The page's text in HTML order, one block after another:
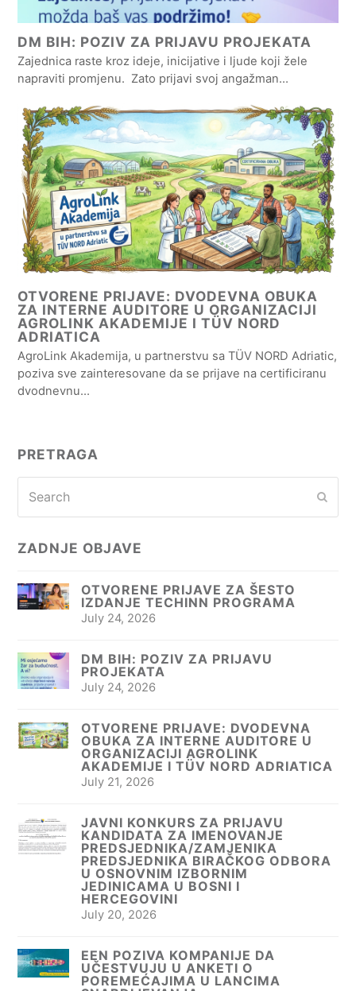
DM BIH: POZIV ZA PRIJAVU PROJEKATA
Zajednica raste kroz ideje, inicijative i ljude koji žele
napraviti promjenu. Zato prijavi svoj angažman…
OTVORENE PRIJAVE: DVODEVNA OBUKA
ZA INTERNE AUDITORE U ORGANIZACIJI
AGROLINK AKADEMIJE I TÜV NORD
ADRIATICA
AgroLink Akademija, u partnerstvu sa TÜV NORD Adriatic,
poziva sve zainteresovane da se prijave na certificiranu
dvodnevnu…
PRETRAGA
ZADNJE OBJAVE
OTVORENE PRIJAVE ZA ŠESTO
IZDANJE TECHINN PROGRAMA
July 24, 2026
DM BIH: POZIV ZA PRIJAVU
PROJEKATA
July 24, 2026
OTVORENE PRIJAVE: DVODEVNA
OBUKA ZA INTERNE AUDITORE U
ORGANIZACIJI AGROLINK
AKADEMIJE I TÜV NORD ADRIATICA
July 21, 2026
JAVNI KONKURS ZA PRIJAVU
KANDIDATA ZA IMENOVANJE
PREDSJEDNIKA/ZAMJENIKA
PREDSJEDNIKA BIRAČKOG ODBORA
U OSNOVNIM IZBORNIM
JEDINICAMA U BOSNI I
HERCEGOVINI
July 20, 2026
EEN POZIVA KOMPANIJE DA
UČESTVUJU U ANKETI O
POREMEĆAJIMA U LANCIMA